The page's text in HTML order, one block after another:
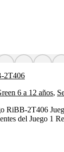
2T406
6 a 12 años,
RiBB-2T406
del Juego 1